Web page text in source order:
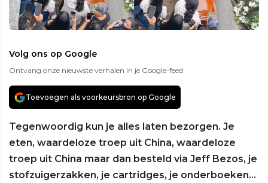
Volg ons op Google
Ontvang onze nieuwste verhalen in je Google-feed
Toevoegen als voorkeursbron op Google
Tegenwoordig kun je alles laten bezorgen. Je
eten, waardeloze troep uit China, waardeloze
troep uit China maar dan besteld via Jeff Bezos, je
stofzuigerzakken, je cartridges, je onderboeken…